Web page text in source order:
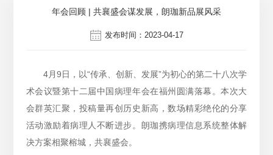
年会回顾 | 共襄盛会谋发展，朗珈新品展风采
发布时间：2023-04-17
4月9日，以“传承、创新、发展”为初心的第二十八次学
术会议暨第十二届中国病理年会在福州圆满落幕。本次大
会群英汇聚，投稿量再创历史新高，数场精彩绝伦的分享
活动激励着病理人不断进步。朗珈携病理信息系统整体解
决方案相聚榕城，共襄盛会。